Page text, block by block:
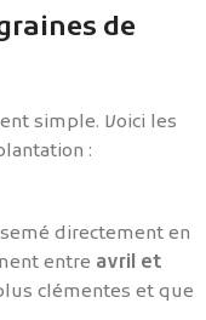
de
simple. Voici les
:
directement en
entre avril et
clémentes et que